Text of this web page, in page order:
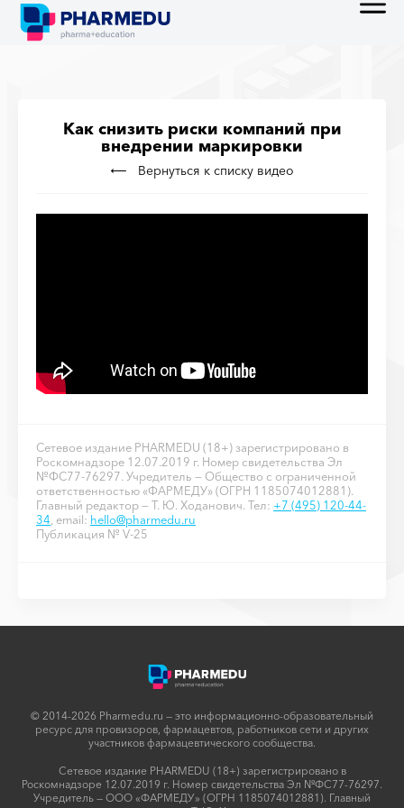
Как снизить риски компаний при
внедрении маркировки
Вернуться к списку видео
Сетевое издание PHARMEDU (18+) зарегистрировано в
Роскомнадзоре 12.07.2019 г. Номер свидетельства Эл
№ФС77-76297. Учредитель — Общество с ограниченной
ответственностью «ФАРМЕДУ» (ОГРН 1185074012881).
Главный редактор — Т. Ю. Ходанович. Тел: +7 (495) 120-44-
34 , email: hello@pharmedu.ru
Публикация № V-25
© 2014-2026 Pharmedu.ru — это информационно-образовательный
ресурс для провизоров, фармацевтов, работников сети и других
участников фармацевтического сообщества.
Сетевое издание PHARMEDU (18+) зарегистрировано в
Роскомнадзоре 12.07.2019 г. Номер свидетельства Эл №ФС77-76297.
Учредитель — ООО «ФАРМЕДУ» (ОГРН 1185074012881). Главный